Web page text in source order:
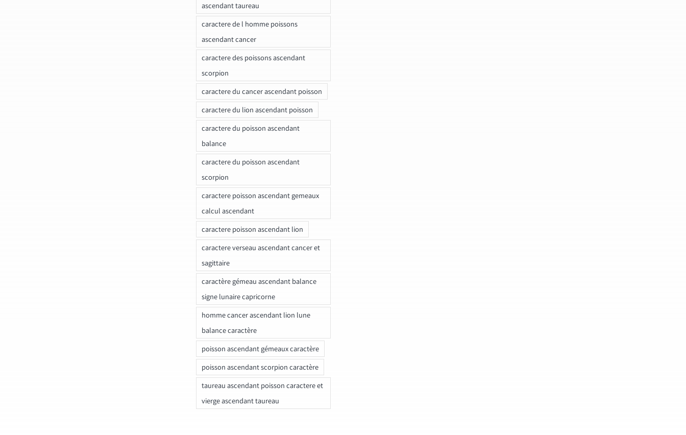
ascendant taureau
caractere de l homme poissons
ascendant cancer
caractere des poissons ascendant
scorpion
caractere du cancer ascendant poisson
caractere du lion ascendant poisson
caractere du poisson ascendant
balance
caractere du poisson ascendant
scorpion
caractere poisson ascendant gemeaux
calcul ascendant
caractere poisson ascendant lion
caractere verseau ascendant cancer et
sagittaire
caractère gémeau ascendant balance
signe lunaire capricorne
homme cancer ascendant lion lune
balance caractère
poisson ascendant gémeaux caractère
poisson ascendant scorpion caractère
taureau ascendant poisson caractere et
vierge ascendant taureau